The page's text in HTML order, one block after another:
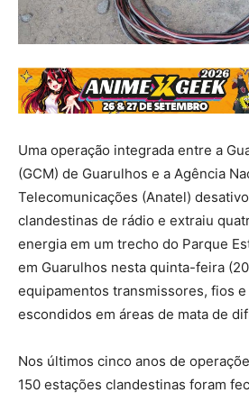
Uma operação integrada entre a
(GCM) de Guarulhos e a Agência
Telecomunicações (Anatel)
clandestinas de rádio e extraiu
energia em um trecho do Parque
em Guarulhos nesta quinta-feira
equipamentos transmissores, fios
escondidos em áreas de mata de
Nos últimos cinco anos de
150 estações clandestinas foram